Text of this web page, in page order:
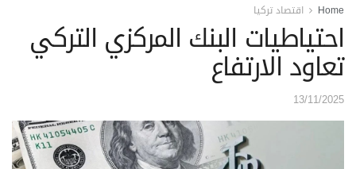
Home اقتصاد تركيا
احتياطيات البنك المركزي التركي
تعاود الارتفاع
13/11/2025